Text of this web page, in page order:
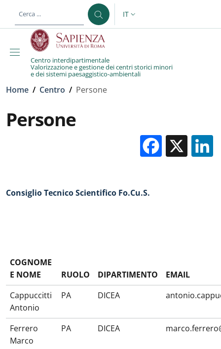
al contenuto principale
SELETTORE LINGUA:
IT
Centro interdipartimentale
Valorizzazione e gestione dei centri storici minori
e dei sistemi paesaggistico-ambientali
Briciole di pane
Home / Centro / Persone
Persone
X
Consiglio Tecnico Scientifico Fo.Cu.S.
COGNOME
E NOME
RUOLO DIPARTIMENTO
EMAIL
Cappuccitti
Antonio
PA DICEA
Ferrero
Marco
PA DICEA